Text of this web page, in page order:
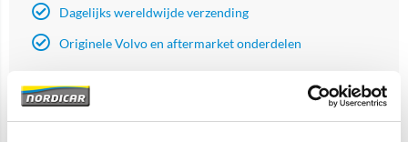
Dagelijks wereldwijde verzending
Originele Volvo en aftermarket onderdelen